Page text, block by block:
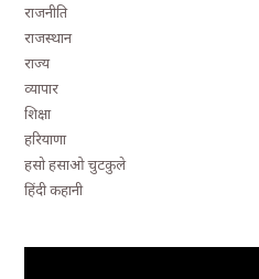
राजनीति
राजस्थान
राज्य
व्यापार
शिक्षा
हरियाणा
हसो हसाओ चुटकुले
हिंदी कहानी